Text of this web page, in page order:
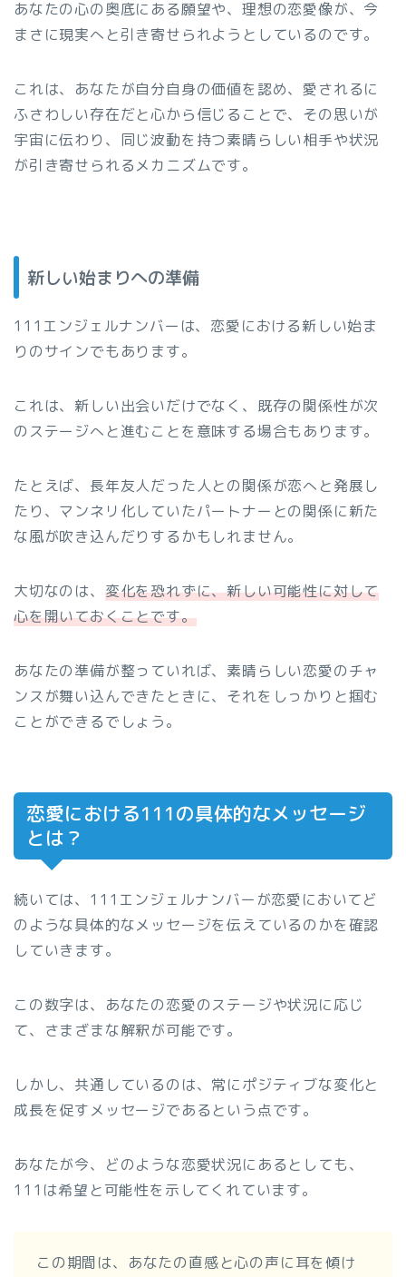
あなたの心の奥底にある願望や、理想の恋愛像が、今
まさに現実へと引き寄せられようとしているのです。
これは、あなたが自分自身の価値を認め、愛されるに
ふさわしい存在だと心から信じることで、その思いが
宇宙に伝わり、同じ波動を持つ素晴らしい相手や状況
が引き寄せられるメカニズムです。
新しい始まりへの準備
111エンジェルナンバーは、恋愛における新しい始ま
りのサインでもあります。
これは、新しい出会いだけでなく、既存の関係性が次
のステージへと進むことを意味する場合もあります。
たとえば、長年友人だった人との関係が恋へと発展し
たり、マンネリ化していたパートナーとの関係に新た
な風が吹き込んだりするかもしれません。
大切なのは、 変化を恐れずに、新しい可能性に対して
心を開いておくことです。
あなたの準備が整っていれば、素晴らしい恋愛のチャ
ンスが舞い込んできたときに、それをしっかりと掴む
ことができるでしょう。
恋愛における111の具体的なメッセージ
とは？
続いては、111エンジェルナンバーが恋愛においてど
のような具体的なメッセージを伝えているのかを確認
していきます。
この数字は、あなたの恋愛のステージや状況に応じ
て、さまざまな解釈が可能です。
しかし、共通しているのは、常にポジティブな変化と
成長を促すメッセージであるという点です。
あなたが今、どのような恋愛状況にあるとしても、
111は希望と可能性を示してくれています。
この期間は、あなたの直感と心の声に耳を傾け